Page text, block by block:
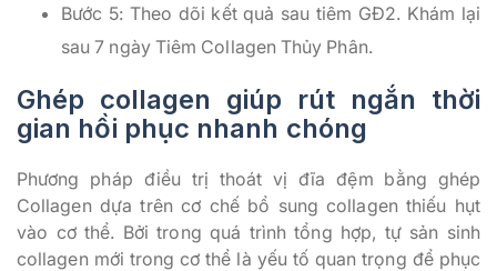
Bước 5: Theo dõi kết quả sau tiêm GĐ2. Khám lại
sau 7 ngày Tiêm Collagen Thủy Phân.
Ghép collagen giúp rút ngắn thời
gian hồi phục nhanh chóng
Phương pháp điều trị thoát vị đĩa đệm bằng ghép
Collagen dựa trên cơ chế bổ sung collagen thiếu hụt
vào cơ thể. Bởi trong quá trình tổng hợp, tự sản sinh
collagen mới trong cơ thể là yếu tố quan trọng để phục